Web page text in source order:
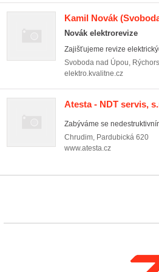
Kamil Novák
Novák elektrorevize
Zajišťujeme revize
Svoboda nad Úpou,
elektro.kvalitne.cz
Atesta - NDT servis,
Zabýváme se
Chrudim, Pardubická 620
www.atesta.cz